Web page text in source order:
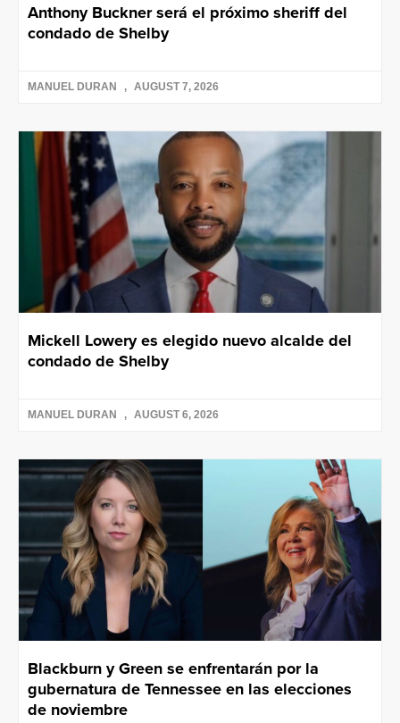
Anthony Buckner será el próximo sheriff del
condado de Shelby
MANUEL DURAN AUGUST 7, 2026
Mickell Lowery es elegido nuevo alcalde del
condado de Shelby
MANUEL DURAN AUGUST 6, 2026
Blackburn y Green se enfrentarán por la
gubernatura de Tennessee en las elecciones
de noviembre